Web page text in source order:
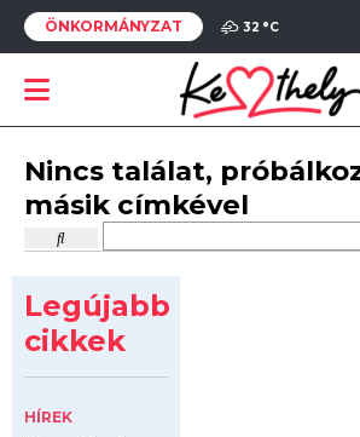
ÖNKORMÁNYZAT 32 °C
Nincs találat,
másik címkével
Legújabb
cikkek
HÍREK